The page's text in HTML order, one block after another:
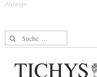
Suche nach: